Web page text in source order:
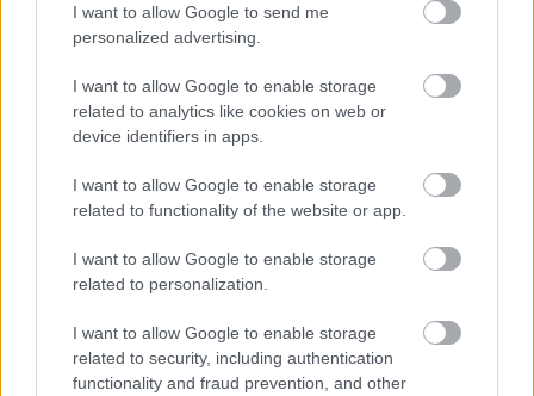
I want to allow Google to send me
personalized advertising.
I want to allow Google to enable storage
related to analytics like cookies on web or
device identifiers in apps.
I want to allow Google to enable storage
related to functionality of the website or app.
I want to allow Google to enable storage
related to personalization.
I want to allow Google to enable storage
related to security, including authentication
functionality and fraud prevention, and other
HÍREK 2 órája